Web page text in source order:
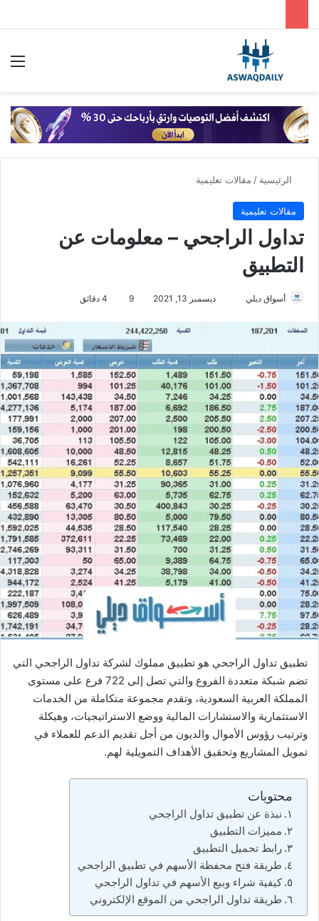
بحث عن
الرئيسية / مقالات تعليمية
مقالات تعليمية
تداول الراجحي – معلومات عن
التطبيق
أسواق ديلي ديسمبر 13, 2021 9
تطبيق تداول الراجحي هو تطبيق مملوك لشركة تداول الراجحي التي
تضم شبكة متعددة الفروع والتي تصل إلى 722 فرع على مستوى
المملكة العربية السعودية، وتقدم مجموعة متكاملة من الخدمات
الاستثمارية والاستشارات المالية ووضع الاستراتيجيات، وهيكلة
وترتيب رؤوس الأموال والديون من أجل تقديم الدعم للعملاء في
تمويل المشاريع وتحقيق الأهداف التمويلية لهم.
محتويات
نبذة عن تطبيق تداول الراجحي
مميزات التطبيق
رابط تحميل التطبيق
طريقة فتح محفظة الأسهم في تطبيق الراجحي
كيفية شراء وبيع الأسهم في تداول الراجحي
طريقة تداول الراجحي من الموقع الإلكتروني